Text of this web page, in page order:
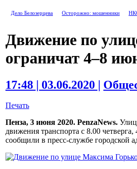
Дело Белозерцева Осторожно: мошенники
Движение по
ограничат 4–8
17:48 | 03.06.2020 |
Печать
Пенза, 3 июня 2020. PenzaNews.
движения транспорта с 8.00
сообщили в пресс-службе городской